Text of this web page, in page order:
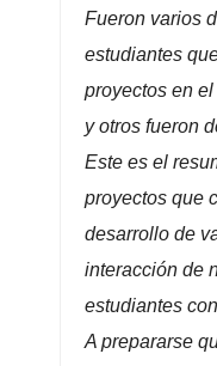
Fueron varios
estudiantes
proyectos en
y otros fueron
Este es el
proyectos que
desarrollo de
interacción de
estudiantes
A prepararse